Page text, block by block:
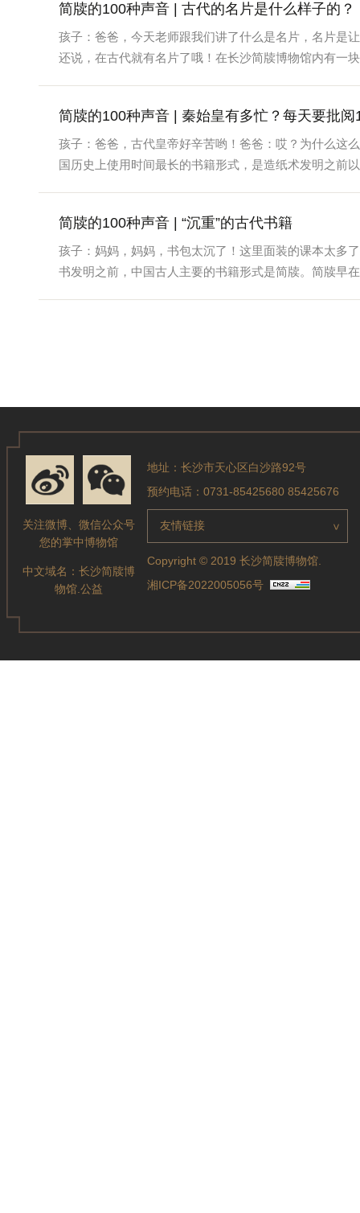
简牍的100种声音 | 古代的名片是什么样子的？
孩子：爸爸，今天老师跟我们讲了什么是名片，名片是
还说，在古代就有名片了哦！在长沙简牍博物馆内有一
简牍的100种声音 | 秦始皇有多忙？每天要批
孩子：爸爸，古代皇帝好辛苦哟！爸爸：哎？为什么这
国历史上使用时间最长的书籍形式，是造纸术发明之前
简牍的100种声音 | “沉重”的古代书籍
孩子：妈妈，妈妈，书包太沉了！这里面装的课本太多
书发明之前，中国古人主要的书籍形式是简牍。简牍早
关注微博、微信公众号
您的掌中博物馆
中文域名： 长沙简牍博
物馆.公益
地址：长沙市天心区白沙路92号
预约电话：0731-85425680 85425676
友情链接 >
Copyright © 2019 长沙简牍博物馆.
湘ICP备2022005056号